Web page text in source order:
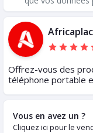
Offrez-vous des
téléphone portable
Vous en avez un ?
Cliquez ici pour le